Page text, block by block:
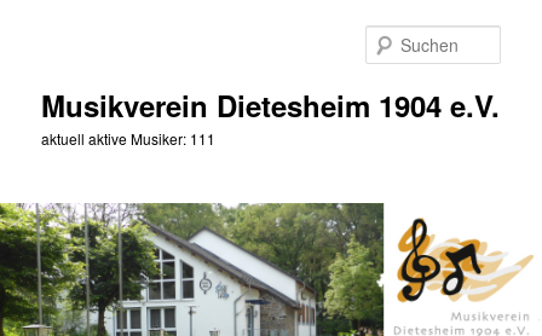
Musikverein Dietesheim 1904 e.V.
aktuell aktive Musiker: 111